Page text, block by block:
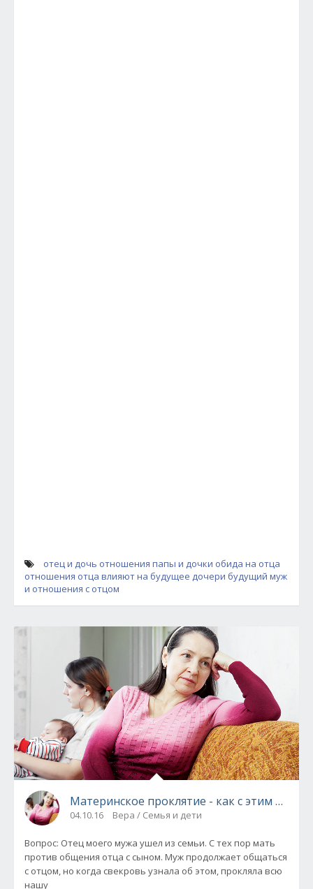
отец и дочь отношения папы и дочки обида на отца
отношения отца влияют на будущее дочери будущий муж
и отношения с отцом
Материнское проклятие - как с этим жить?
04.10.16 Вера / Семья и дети
Вопрос: Отец моего мужа ушел из семьи. С тех пор мать
против общения отца с сыном. Муж продолжает общаться
с отцом, но когда свекровь узнала об этом, прокляла всю
нашу